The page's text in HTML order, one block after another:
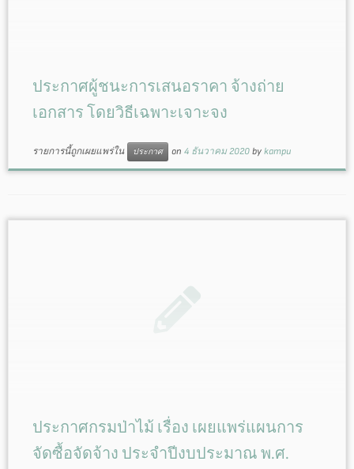
ประกาศผู้ชนะการเสนอราคา จ้างถ่าย
เอกสาร โดยวิธีเฉพาะเจาะจง
รายการนี้ถูกเผยแพร่ใน ประกาศ on 4 ธันวาคม 2020 by kampu
ประกาศกรมป่าไม้ เรื่อง เผยแพร่แผนการ
จัดซื้อจัดจ้าง ประจำปีงบประมาณ พ.ศ.